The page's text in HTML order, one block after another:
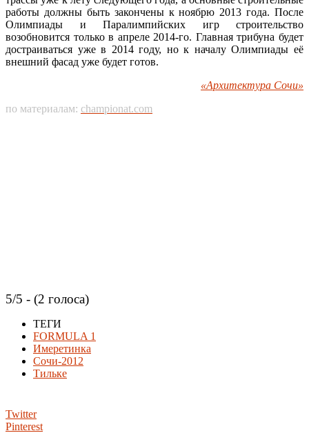
работы должны быть закончены к ноябрю 2013 года. После
Олимпиады и Паралимпийских игр строительство
возобновится только в апреле 2014-го. Главная трибуна будет
достраиваться уже в 2014 году, но к началу Олимпиады её
внешний фасад уже будет готов.
«Архитектура Сочи»
по материалам: championat.com
5/5 - (2 голоса)
ТЕГИ
FORMULA 1
Имеретинка
Сочи-2012
Тильке
Twitter
Pinterest